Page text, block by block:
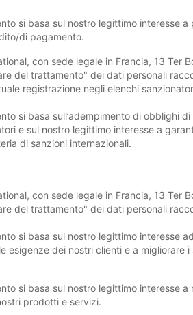
si basa sul nostro legittimo interesse
di pagamento.
con sede legale in Francia, 13 Ter
del trattamento" dei dati personali
registrazione negli elenchi
si basa sull’adempimento di obblighi
e sul nostro legittimo interesse a
di sanzioni internazionali.
con sede legale in Francia, 13 Ter
del trattamento" dei dati personali
si basa sul nostro legittimo interesse
esigenze dei nostri clienti e a migliorare
si basa sul nostro legittimo interesse a
prodotti e servizi.